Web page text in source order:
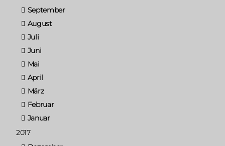
September
August
Juli
Juni
Mai
April
März
Februar
Januar
2017